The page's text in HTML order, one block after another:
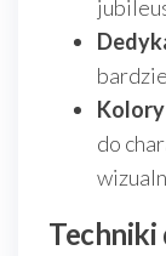
do
Techniki